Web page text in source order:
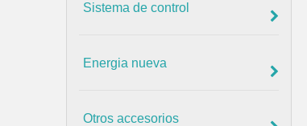
Sistema de control
Energia nueva
Otros accesorios